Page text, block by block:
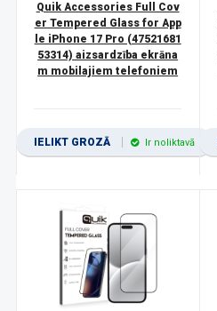
Quik Accessories Full Cov
er Tempered Glass for App
le iPhone 17 Pro (47521681
53314) aizsardzība ekrāna
m mobilajiem telefoniem
IELIKT GROZĀ Ir noliktavā